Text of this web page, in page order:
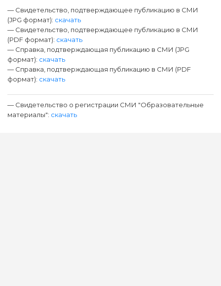
— Свидетельство, подтверждающее публикацию в СМИ
(JPG формат): скачать
— Свидетельство, подтверждающее публикацию в СМИ
(PDF формат): скачать
— Справка, подтверждающая публикацию в СМИ (JPG
формат): скачать
— Справка, подтверждающая публикацию в СМИ (PDF
формат): скачать
— Свидетельство о регистрации СМИ "Образовательные
материалы": скачать